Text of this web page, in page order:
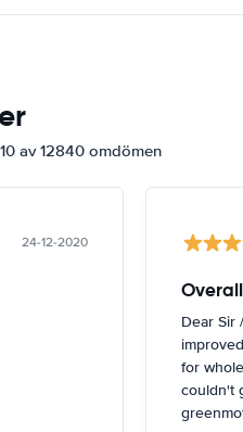
av 12840 omdömen
24-12-2020
Dear Sir
for
couldn't